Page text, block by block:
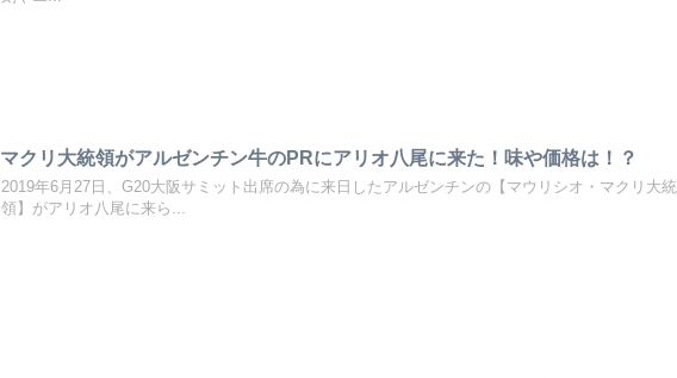
マクリ大統領がアルゼンチン牛のPRにアリオ八尾に来た！味や価格は！？
2019年6月27日、G20大阪サミット出席の為に来日したアルゼンチンの【マウリシオ・マクリ大統
領】がアリオ八尾に来ら...